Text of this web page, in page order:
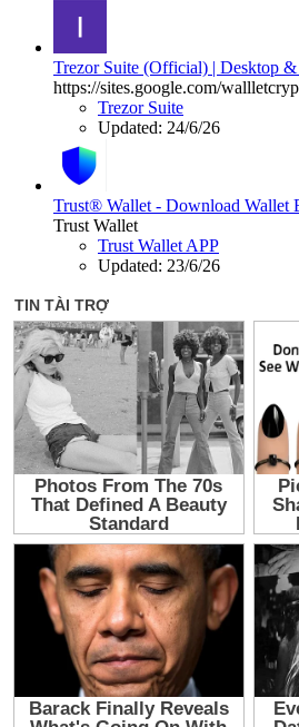
Trezor Suite (Official) | Desktop
https://sites.google.com/
Trezor Suite
Updated: 24/6/26
Trust® Wallet - Download Wallet
Trust Wallet
Trust Wallet APP
Updated: 23/6/26